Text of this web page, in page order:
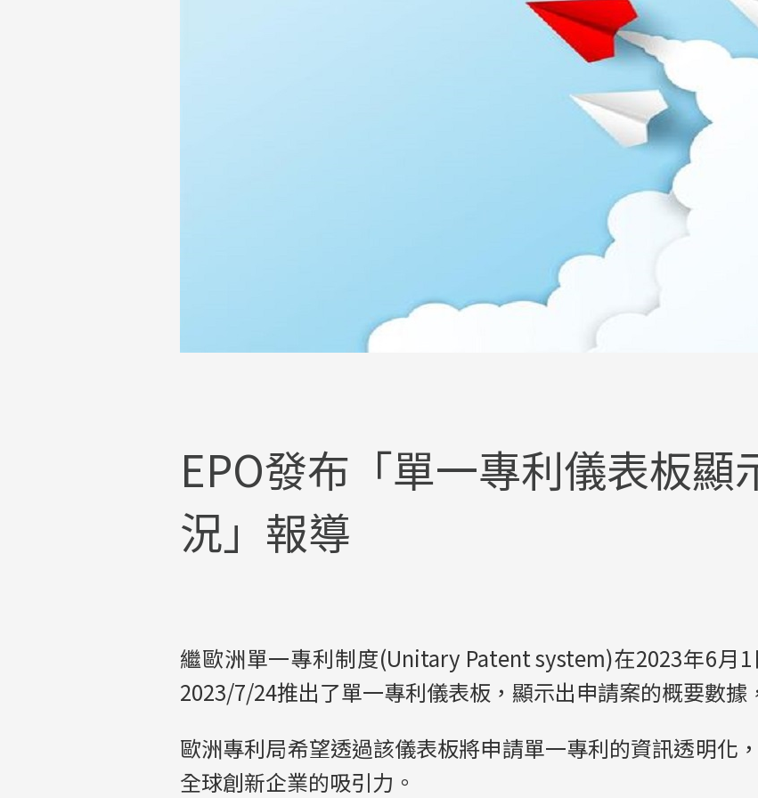
EPO發布「單一專利儀表板顯
況」報導
繼歐洲單一專利制度(Unitary Patent system)在2023年6月
2023/7/24推出了單一專利儀表板，顯示出申請案的概要數據
歐洲專利局希望透過該儀表板將申請單一專利的資訊透明化
全球創新企業的吸引力。